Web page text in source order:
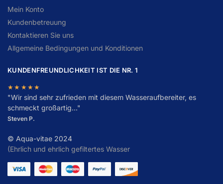
Mein Konto
Kundenbetreuung
Kontaktieren Sie uns
Allgemeine Bedingungen und Konditionen
KUNDENFREUNDLICHKEIT IST DIE NR. 1
★★★★★
"Wir sind sehr zufrieden mit diesem Wasseraufbereiter, es
schmeckt großartig..."
Steven P.
© Aqua-vitae 2024
(Ehrlich und ehrlich gefiltertes Wasser